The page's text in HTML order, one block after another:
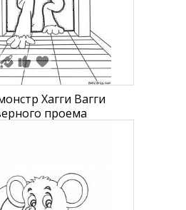
Хагги Вагги
проема